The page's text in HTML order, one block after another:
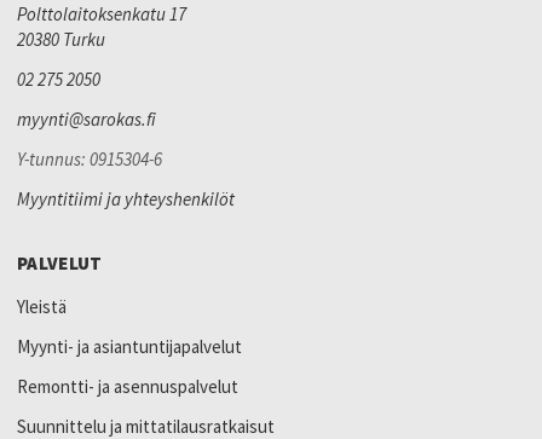
Polttolaitoksenkatu 17
20380 Turku
02 275 2050
myynti@sarokas.fi
Y-tunnus: 0915304-6
Myyntitiimi ja yhteyshenkilöt
PALVELUT
Yleistä
Myynti- ja asiantuntijapalvelut
Remontti- ja asennuspalvelut
Suunnittelu ja mittatilausratkaisut